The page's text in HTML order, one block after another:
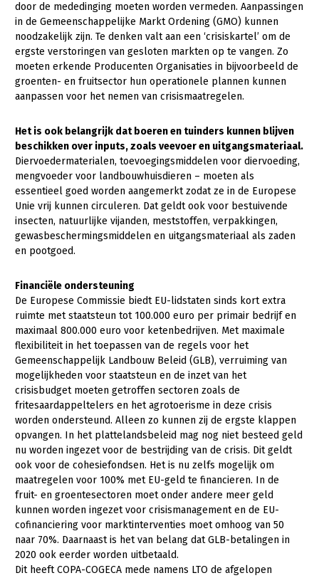
Biologische Landbouw
Bollenteelt
Bomen, vaste planten en zomerbloemen
Fruitteelt
Paddenstoelen
Vollegrondsgroente
Multifunctionele landbouw
Multifunctioneel
Vrouw en Bedrijf
Nieuws
Nieuwsabonnement
Webinars
Over LTO
LTO Nederland
Mensen
Bestuur en Directie
Medewerkers
Vakgroepbestuurders
Jaarverslag 2023
Vacatures
Pers
Contact
door de mededinging moeten worden vermeden. Aanpassingen
in de Gemeenschappelijke Markt Ordening (GMO) kunnen
noodzakelijk zijn. Te denken valt aan een ‘crisiskartel’ om de
ergste verstoringen van gesloten markten op te vangen. Zo
moeten erkende Producenten Organisaties in bijvoorbeeld de
groenten- en fruitsector hun operationele plannen kunnen
aanpassen voor het nemen van crisismaatregelen.
Het is ook belangrijk dat boeren en tuinders kunnen blijven
beschikken over inputs, zoals veevoer en uitgangsmateriaal.
Diervoedermaterialen, toevoegingsmiddelen voor diervoeding,
mengvoeder voor landbouwhuisdieren – moeten als
essentieel goed worden aangemerkt zodat ze in de Europese
Unie vrij kunnen circuleren. Dat geldt ook voor bestuivende
insecten, natuurlijke vijanden, meststoffen, verpakkingen,
gewasbeschermingsmiddelen en uitgangsmateriaal als zaden
en pootgoed.
Financiële ondersteuning
De Europese Commissie biedt EU-lidstaten sinds kort extra
ruimte met staatsteun tot 100.000 euro per primair bedrijf en
maximaal 800.000 euro voor ketenbedrijven. Met maximale
flexibiliteit in het toepassen van de regels voor het
Gemeenschappelijk Landbouw Beleid (GLB), verruiming van
mogelijkheden voor staatsteun en de inzet van het
crisisbudget moeten getroffen sectoren zoals de
fritesaardappeltelers en het agrotoerisme in deze crisis
worden ondersteund. Alleen zo kunnen zij de ergste klappen
opvangen. In het plattelandsbeleid mag nog niet besteed geld
nu worden ingezet voor de bestrijding van de crisis. Dit geldt
ook voor de cohesiefondsen. Het is nu zelfs mogelijk om
maatregelen voor 100% met EU-geld te financieren. In de
fruit- en groentesectoren moet onder andere meer geld
kunnen worden ingezet voor crisismanagement en de EU-
cofinanciering voor marktinterventies moet omhoog van 50
naar 70%. Daarnaast is het van belang dat GLB-betalingen in
2020 ook eerder worden uitbetaald.
Dit heeft COPA-COGECA mede namens LTO de afgelopen